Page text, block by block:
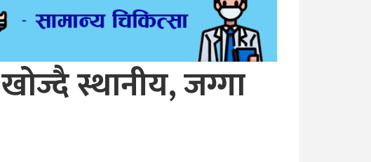
स्थानीय, जग्गा